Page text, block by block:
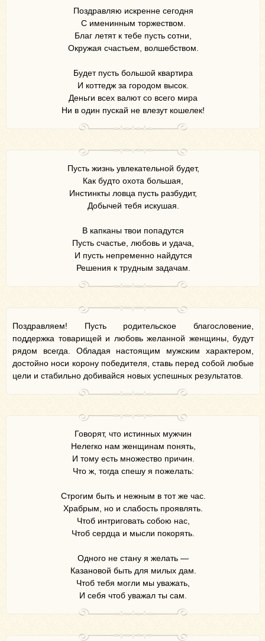
Поздравляю искренне сегодня
С именинным торжеством.
Благ летят к тебе пусть сотни,
Окружая счастьем, волшебством.
Будет пусть большой квартира
И коттедж за городом высок.
Деньги всех валют со всего мира
Ни в один пускай не влезут кошелек!
Пусть жизнь увлекательной будет,
Как будто охота большая,
Инстинкты ловца пусть разбудит,
Добычей тебя искушая.
В капканы твои попадутся
Пусть счастье, любовь и удача,
И пусть непременно найдутся
Решения к трудным задачам.
Поздравляем! Пусть родительское благословение,
поддержка товарищей и любовь желанной женщины, будут
рядом всегда. Обладая настоящим мужским характером,
достойно носи корону победителя, ставь перед собой любые
цели и стабильно добивайся новых успешных результатов.
Говорят, что истинных мужчин
Нелегко нам женщинам понять,
И тому есть множество причин.
Что ж, тогда спешу я пожелать:
Строгим быть и нежным в тот же час.
Храбрым, но и слабость проявлять.
Чтоб интриговать собою нас,
Чтоб сердца и мысли покорять.
Одного не стану я желать —
Казановой быть для милых дам.
Чтоб тебя могли мы уважать,
И себя чтоб уважал ты сам.